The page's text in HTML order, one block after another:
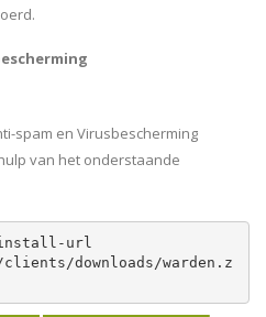
spam en Virusbescherming
van het onderstaande
url
clients/downloads/warden.z